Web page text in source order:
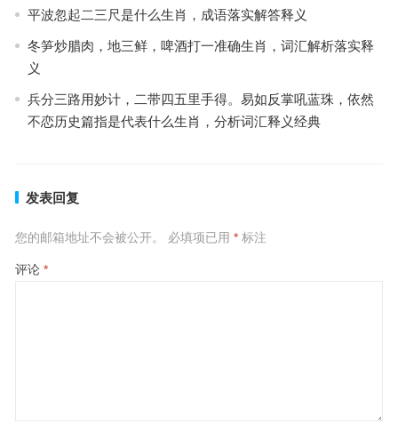
平波忽起二三尺是什么生肖，成语落实解答释义
冬笋炒腊肉，地三鲜，啤酒打一准确生肖，词汇解析落实释
义
兵分三路用妙计，二带四五里手得。易如反掌吼蓝珠，依然
不恋历史篇指是代表什么生肖，分析词汇释义经典
发表回复
您的邮箱地址不会被公开。 必填项已用 *标注
评论 *